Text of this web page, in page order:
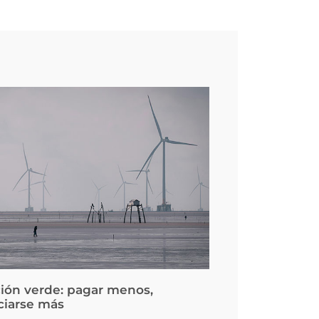
verde: pagar menos,
más